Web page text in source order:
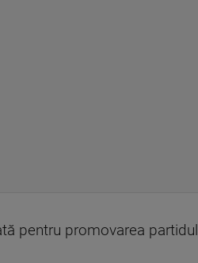
pentru promovarea